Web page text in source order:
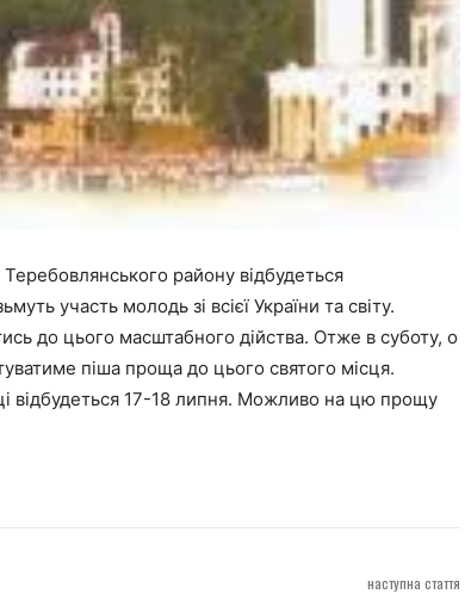
району відбудеться
участь молодь зі всієї України та світу.
до цього масштабного дійства. Отже в суботу, о
піша проща до цього святого місця.
відбудеться 17-18 липня. Можливо на цю прощу
наступна стаття